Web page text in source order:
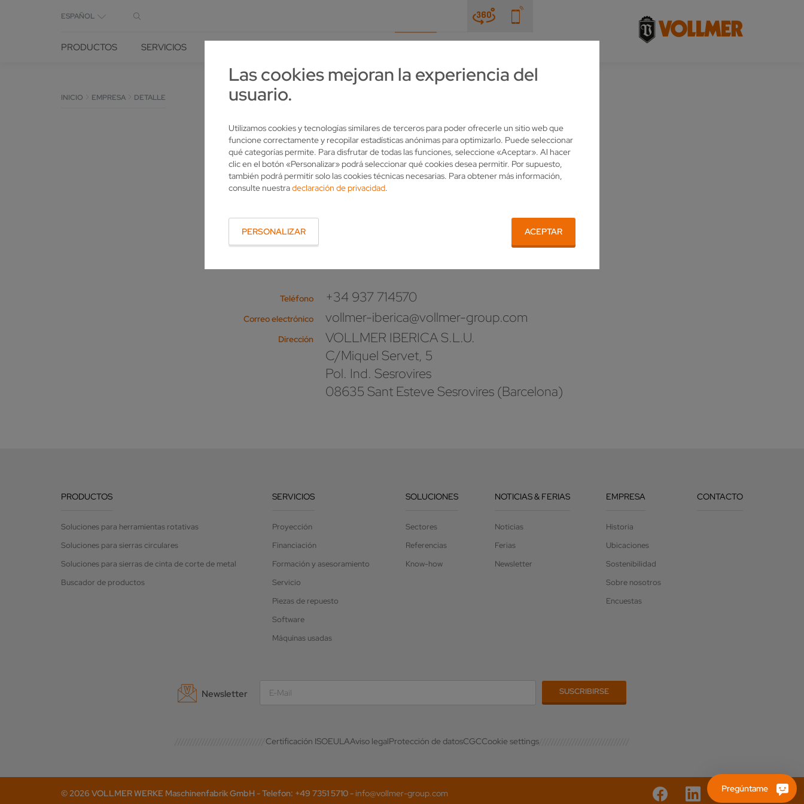
Las cookies mejoran la experiencia del
usuario.
Utilizamos cookies y tecnologías similares de terceros para poder ofrecerle un sitio web que
funcione correctamente y recopilar estadísticas anónimas para optimizarlo. Puede seleccionar
qué categorías permite. Para disfrutar de todas las funciones, seleccione «Aceptar». Al hacer
clic en el botón «Personalizar» podrá seleccionar qué cookies desea permitir. Por supuesto,
también podrá permitir solo las cookies técnicas necesarias. Para obtener más información,
consulte nuestradeclaración de privacidad.
PERSONALIZAR ACEPTAR
ESPAÑOL
PRODUCTOS SERVICIOS
INICIO EMPRESA DETALLE
Teléfono +34 937 714570
Correo electrónico vollmer-iberica@vollmer-group.com
Dirección
VOLLMER IBERICA S.L.U.
C/Miquel Servet, 5
Pol. Ind. Sesrovires
08635 Sant Esteve Sesrovires (Barcelona)
PRODUCTOS
Soluciones para herramientas rotativas
Soluciones para sierras circulares
Soluciones para sierras de cinta de corte de metal
Buscador de productos
SERVICIOS
Proyección
Financiación
Formación y asesoramiento
Servicio
Piezas de repuesto
Software
Máquinas usadas
SOLUCIONES
Sectores
Referencias
Know-how
NOTICIAS & FERIAS
Noticias
Ferias
Newsletter
EMPRESA
Historia
Ubicaciones
Sostenibilidad
Sobre nosotros
Encuestas
CONTACTO
Newsletter
Certificación ISOEULAAviso legalProtección de datosCGCCookie settings
© 2026 VOLLMER WERKE Maschinenfabrik GmbH - Telefon: +49 7351 5710 - info@vollmer-group.com Pregúntame